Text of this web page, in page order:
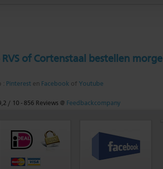
of Cortenstaal bestellen
: Pinterest en Facebook of Youtube
/ 10 -856 Reviews @ Feedbackcompany